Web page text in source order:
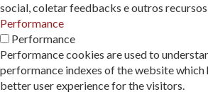
social, coletar feedbacks e outros
Performance
Performance
Performance cookies are used to
performance indexes of the website which
better user experience for the visitors.